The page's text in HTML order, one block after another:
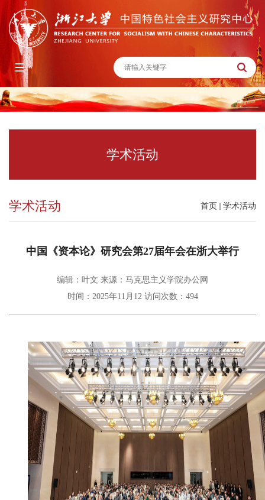
学术活动
首页 学术活动
学术活动
中国《资本论》研究会第27届年会在浙大举行
编辑：叶文 来源：马克思主义学院办公网
时间：2025年11月12访问次数： 494